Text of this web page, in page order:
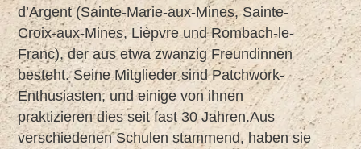
d’Argent (Sainte-Marie-aux-Mines, Sainte-
Croix-aux-Mines, Lièpvre und Rombach-le-
Franc), der aus etwa zwanzig Freundinnen
besteht. Seine Mitglieder sind Patchwork-
Enthusiasten, und einige von ihnen
praktizieren dies seit fast 30 Jahren.Aus
verschiedenen Schulen stammend, haben sie